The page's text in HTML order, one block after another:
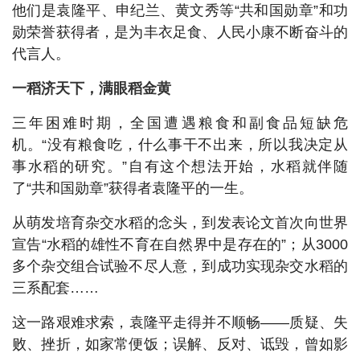
他们是袁隆平、申纪兰、黄文秀等“共和国勋章”和功
勋荣誉获得者，是为丰衣足食、人民小康不断奋斗的
代言人。
一稻济天下，满眼稻金黄
三年困难时期，全国遭遇粮食和副食品短缺危
机。“没有粮食吃，什么事干不出来，所以我决定从
事水稻的研究。”自有这个想法开始，水稻就伴随
了“共和国勋章”获得者袁隆平的一生。
从萌发培育杂交水稻的念头，到发表论文首次向世界
宣告“水稻的雄性不育在自然界中是存在的”；从3000
多个杂交组合试验不尽人意，到成功实现杂交水稻的
三系配套……
这一路艰难求索，袁隆平走得并不顺畅——质疑、失
败、挫折，如家常便饭；误解、反对、诋毁，曾如影